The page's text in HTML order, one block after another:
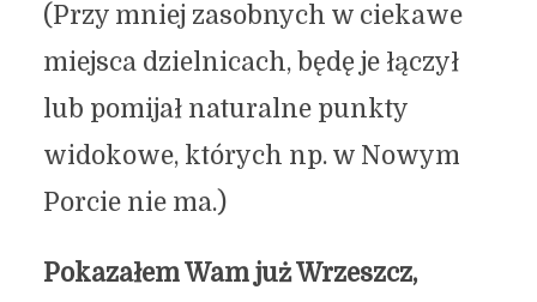
(Przy mniej zasobnych w ciekawe
miejsca dzielnicach, będę je łączył
lub pomijał naturalne punkty
widokowe, których np. w Nowym
Porcie nie ma.)
Pokazałem Wam już Wrzeszcz,